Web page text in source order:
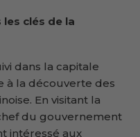
clés de la
dans la capitale
à la découverte des
En visitant la
du gouvernement
intéressé aux